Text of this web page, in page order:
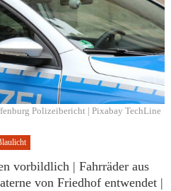
Polizeibericht | Pixabay TechLine
vorbildlich | Fahrräder aus
von Friedhof entwendet |